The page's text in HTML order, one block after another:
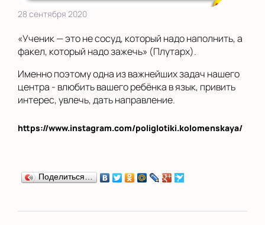
28 сентября 2020
«Ученик — это не сосуд, который надо наполнить, а
факел, который надо зажечь» (Плутарх).
Именно поэтому одна из важнейших задач нашего
центра - влюбить вашего ребёнка в язык, привить
интерес, увлечь, дать направление.
https://www.instagram.com/poliglotiki.kolomenskaya/
Поделиться…